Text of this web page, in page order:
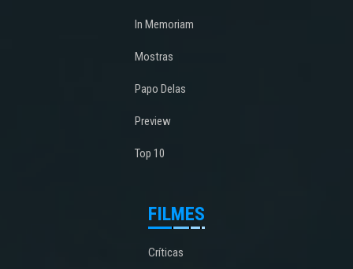
In Memoriam
Mostras
Papo Delas
Preview
Top 10
FILMES
Críticas